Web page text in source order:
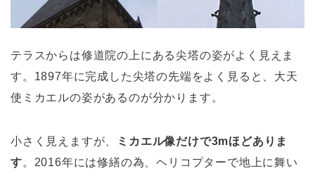
テラスからは修道院の上にある尖塔の姿がよく見えま
す。1897年に完成した尖塔の先端をよく見ると、大天
使ミカエルの姿があるのが分かります。
小さく見えますが、
ミカエル像だけで3mほどありま
す。2016年には修繕の為、ヘリコプターで地上に舞い